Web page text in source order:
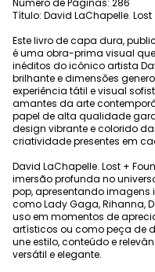
Número de Páginas: 286
Título: David LaChapelle. Lost
Este livro de capa dura,
é uma obra-prima visual
inéditos do icônico artista
brilhante e dimensões
experiência tátil e visual
amantes da arte
papel de alta qualidade
design vibrante e colorido
criatividade presentes em
David LaChapelle. Lost +
imersão profunda no
pop, apresentando
como Lady Gaga, Rihanna,
uso em momentos de
artísticos ou como peça de
une estilo, conteúdo e
versátil e elegante.